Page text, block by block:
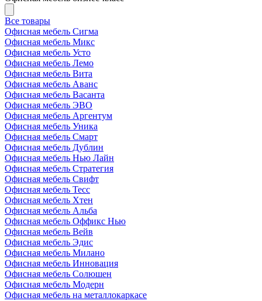
Все товары
Офисная мебель Сигма
Офисная мебель Микс
Офисная мебель Усто
Офисная мебель Лемо
Офисная мебель Вита
Офисная мебель Аванс
Офисная мебель Васанта
Офисная мебель ЭВО
Офисная мебель Аргентум
Офисная мебель Уника
Офисная мебель Смарт
Офисная мебель Дублин
Офисная мебель Нью Лайн
Офисная мебель Стратегия
Офисная мебель Свифт
Офисная мебель Тесс
Офисная мебель Хтен
Офисная мебель Альба
Офисная мебель Оффикс Нью
Офисная мебель Вейв
Офисная мебель Эдис
Офисная мебель Милано
Офисная мебель Инновация
Офисная мебель Солюшен
Офисная мебель Модерн
Офисная мебель на металлокаркасе